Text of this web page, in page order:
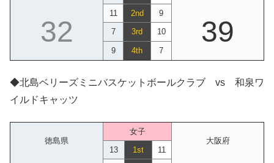
32
11 2nd 9
39
7 3rd 10
9 4th 7
◆北島ベリーズミニバスケットボールクラブ vs 和泉ワ
イルドキャッツ
徳島県
女子
大阪府
13
1st 11